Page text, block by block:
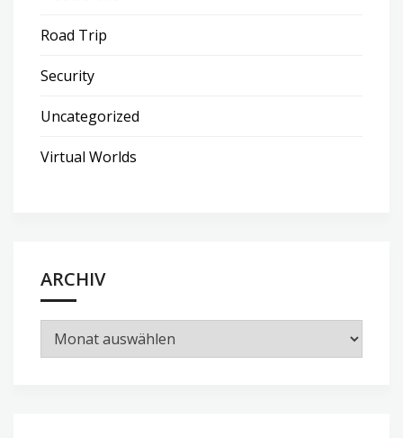
Road Trip
Security
Uncategorized
Virtual Worlds
ARCHIV
Archiv